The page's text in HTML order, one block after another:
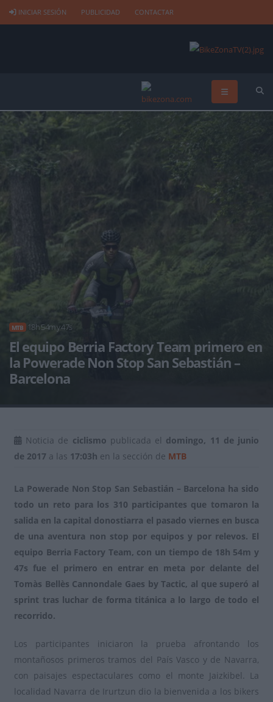
INICIAR SESIÓN PUBLICIDAD CONTACTAR
MTB 18h 54m y 47s
El equipo Berria Factory Team primero en
la Powerade Non Stop San Sebastián –
Barcelona
Noticia de ciclismo publicada el domingo, 11 de junio
de 2017 a las 17:03h en la sección de MTB
La Powerade Non Stop San Sebastián – Barcelona ha sido
todo un reto para los 310 participantes que tomaron la
salida en la capital donostiarra el pasado viernes en busca
de una aventura non stop por equipos y por relevos. El
equipo Berria Factory Team, con un tiempo de 18h 54m y
47s fue el primero en entrar en meta por delante del
Tomàs Bellès Cannondale Gaes by Tactic, al que superó al
sprint tras luchar de forma titánica a lo largo de todo el
recorrido.
Los participantes iniciaron la prueba afrontando los
montañosos primeros tramos del País Vasco y de Navarra,
con paisajes espectaculares como el monte Jaizkibel. La
localidad Navarra de Irurtzun dio la bienvenida a los bikers